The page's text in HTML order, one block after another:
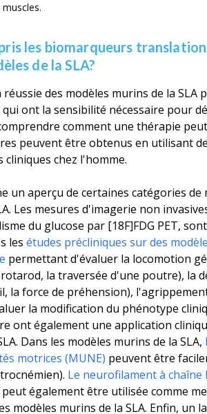
les biomarqueurs
de la SLA?
des modèles murins de la
ont la sensibilité nécessaire pour
comment une thérapie
peuvent être obtenus en utilisant
cliniques chez l'homme.
un aperçu de certaines catégories
Les mesures d'imagerie non
du glucose par [18F]FDG PET,
les études précliniques sur des
permettant d'évaluer la locomotion
la traversée d'une poutre), la
la force de préhension),
la modification du phénotype
ont également une application
Dans les modèles murins de la SLA,
motrices (MUNE) peuvent être
Le neurofilament à
peut également être utilisée comme
modèles murins de la SLA. Enfin,